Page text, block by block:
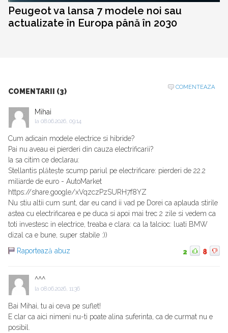
Peugeot va lansa 7 modele noi sau
actualizate în Europa până în 2030
COMENTARII (3)
COMENTEAZA
Mihai
la 08.06.2026, 09:14
Cum adicain modele electrice si hibride?
Pai nu aveau ei pierderi din cauza electrificarii?
Ia sa citim ce declarau:
Stellantis plătește scump pariul pe electrificare: pierderi de 22.2
miliarde de euro - AutoMarket
https://share.google/xVqzczPzSURH7f8YZ
Nu stiu altii cum sunt, dar eu cand ii vad pe Dorei ca aplauda stirile
astea cu electrificarea e pe duca si apoi mai trec 2 zile si vedem ca
toti investesc in electrice, treaba e clara: ca la talcioc: luati BMW
dizal ca e bune, super stabile :))
Raportează abuz
2 8
^^^
la 08.06.2026, 11:36
Bai Mihai, tu ai ceva pe suflet!
E clar ca aici nimeni nu-ti poate alina suferinta, ca de curmat nu e
posibil.